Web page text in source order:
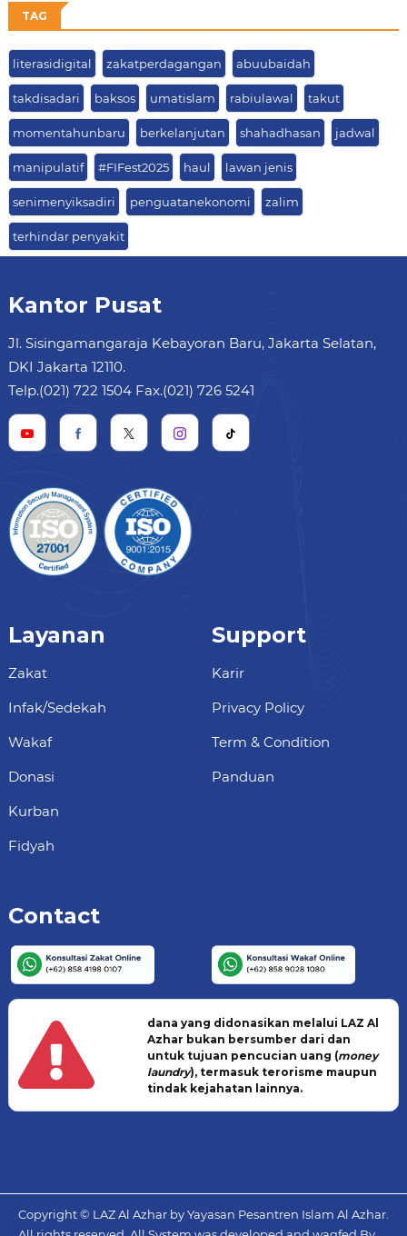
TAG
literasidigital zakatperdagangan abuubaidah
takdisadari baksos umatislam rabiulawal takut
momentahunbaru berkelanjutan shahadhasan jadwal
manipulatif #FIFest2025 haul lawan jenis
senimenyiksadiri penguatanekonomi zalim
terhindar penyakit
Kantor Pusat
Jl. Sisingamangaraja Kebayoran Baru, Jakarta Selatan,
DKI Jakarta 12110.
Telp.(021) 722 1504 Fax.(021) 726 5241
Layanan
Zakat
Infak/Sedekah
Wakaf
Donasi
Kurban
Fidyah
Support
Karir
Privacy Policy
Term & Condition
Panduan
Contact
dana yang didonasikan melalui LAZ Al
Azhar bukan bersumber dari dan
untuk tujuan pencucian uang (money
laundry), termasuk terorisme maupun
tindak kejahatan lainnya.
Copyright © LAZ Al Azhar by Yayasan Pesantren Islam Al Azhar.